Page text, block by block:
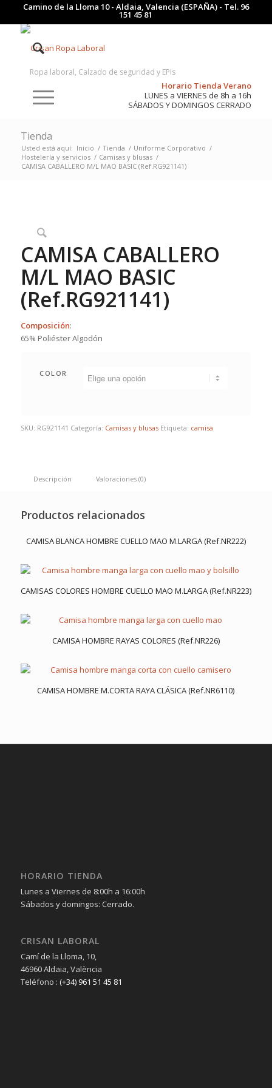
Camino de la Lloma 10 - Aldaia, Valencia (ESPAÑA) - Tel. 96
151 45 81
Ropa laboral, Calzado de seguridad y EPIs
Horario Tienda Verano
LUNES a VIERNES de 8h a 16h
SÁBADOS Y DOMINGOS CERRADO
Tienda
Usted está aquí: Inicio / Tienda / Uniforme Corporativo /
Hostelería y servicios / Camisas y blusas /
CAMISA CABALLERO M/L MAO BASIC (Ref.RG921141)
CAMISA CABALLERO
M/L MAO BASIC
(Ref.RG921141)
Composición:
65% Poliéster Algodón
COLOR
SKU: RG921141 Categoría: Camisas y blusas Etiqueta: camisa
Descripción Valoraciones (0)
Productos relacionados
CAMISA BLANCA HOMBRE CUELLO MAO M.LARGA (Ref.NR222)
CAMISAS COLORES HOMBRE CUELLO MAO M.LARGA (Ref.NR223)
CAMISA HOMBRE RAYAS COLORES (Ref.NR226)
CAMISA HOMBRE M.CORTA RAYA CLÁSICA (Ref.NR6110)
HORARIO TIENDA
Lunes a Viernes de 8:00h a 16:00h
Sábados y domingos: Cerrado.
CRISAN LABORAL
Camí de la Lloma, 10,
46960 Aldaia, València
Teléfono : (+34) 961 51 45 81